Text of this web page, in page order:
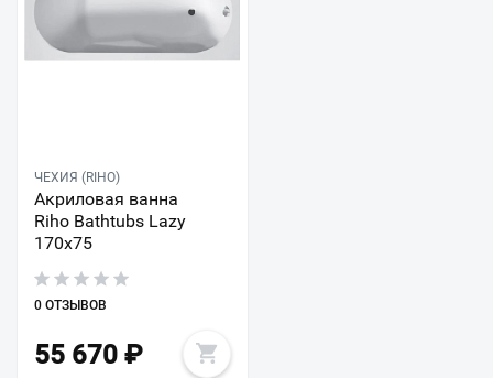
ЧЕХИЯ (RIHO)
Акриловая ванна
Riho Bathtubs Lazy
170х75
0 ОТЗЫВОВ
55 670 ₽